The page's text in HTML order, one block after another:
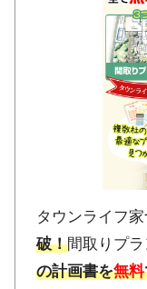
タウンライフ
破！間取りプ
の計画書を無料